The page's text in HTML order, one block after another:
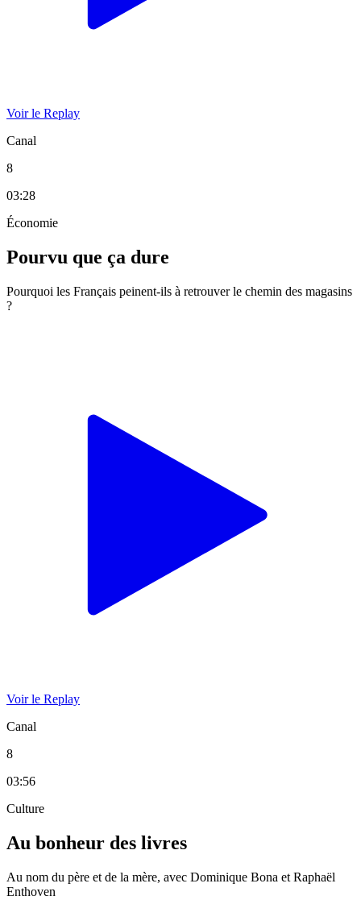
Voir le Replay
Canal
8
03:28
Économie
Pourvu que ça dure
Pourquoi les Français peinent-ils à retrouver le chemin des magasins
?
Voir le Replay
Canal
8
03:56
Culture
Au bonheur des livres
Au nom du père et de la mère, avec Dominique Bona et Raphaël
Enthoven